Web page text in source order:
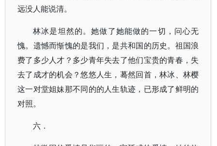
远没人能说清。
林冰是坦然的。她做了她能做的一切，问心无
愧。遗憾而惭愧的是我们，是共和国的历史。祖国浪
费了多少人才？多少青年失去了他们宝贵的青春，失
去了成才的机会？悠悠人生，蓦然回首，林冰、林樱
这一对堂姐妹那不同的的人生轨迹，已形成了鲜明的
对照。
六．